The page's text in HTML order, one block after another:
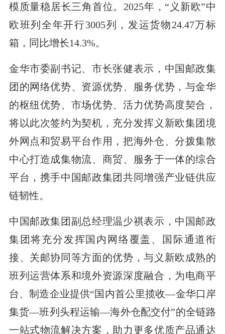
模质量稳居长三角首位。2025年，“义新欧”中
欧班列全年开行3005列，发运货物24.47万标
箱，同比增长14.3%。
金华市委副书记、市长张健表示，中国邮政集
团的网络优势、资源优势、服务优势，与金华
的枢纽优势、市场优势、活力优势高度契合，
将以此次签约为契机，充分发挥义新欧集团境
外网点和贸易平台作用，把海外仓、分拨集散
中心打造成集物流、商贸、服务于一体的综合
平台，携手中国邮政集团共同增强产业链供应
链韧性。
中国邮政集团副总经理温少祺表示，中国邮政
集团将充分发挥国内网络覆盖、国际通道衔
接、关邮协同等方面的优势，与义新欧成熟的
班列运营体系和境外资源深度融合，为电商平
台、制造企业提供“国内首公里揽收—金华口岸
集货—班列头程运输—海外仓配交付”的全链路
一站式物流解决方案，助力更多优质产品通达